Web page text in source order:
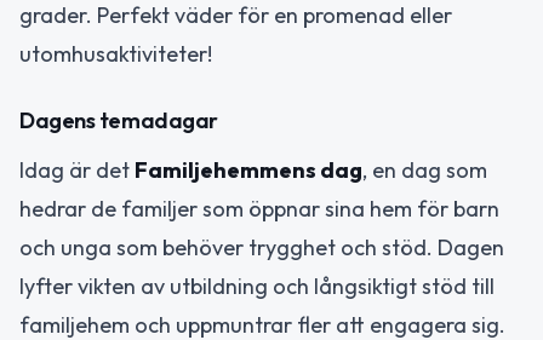
grader. Perfekt väder för en promenad eller
utomhusaktiviteter!
Dagens temadagar
Idag är det Familjehemmens dag, en dag som
hedrar de familjer som öppnar sina hem för barn
och unga som behöver trygghet och stöd. Dagen
lyfter vikten av utbildning och långsiktigt stöd till
familjehem och uppmuntrar fler att engagera sig.